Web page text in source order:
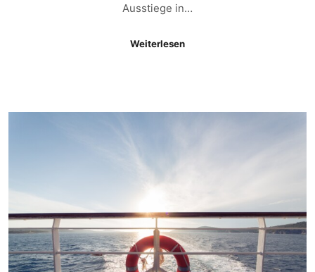
Ausstiege in…
Weiterlesen